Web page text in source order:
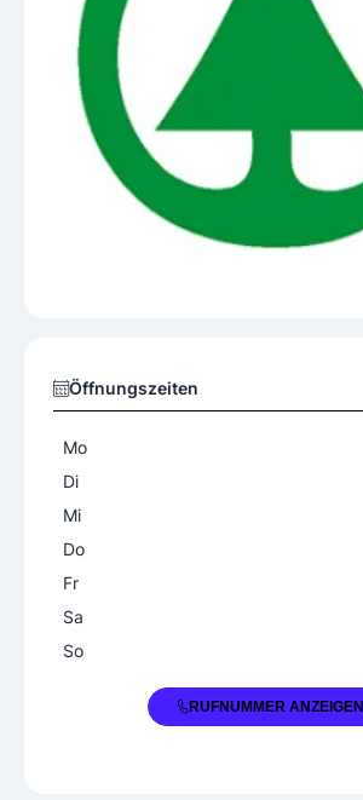
Öffnungszeiten
Mo
Di
Mi
Do
Fr
Sa
So
+43 4276 2217RUFNUMMER ANZEIGEN